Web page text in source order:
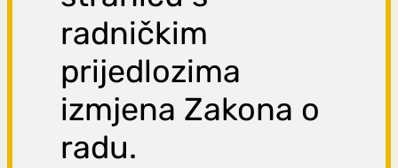
radničkim
prijedlozima
izmjena Zakona o
radu.